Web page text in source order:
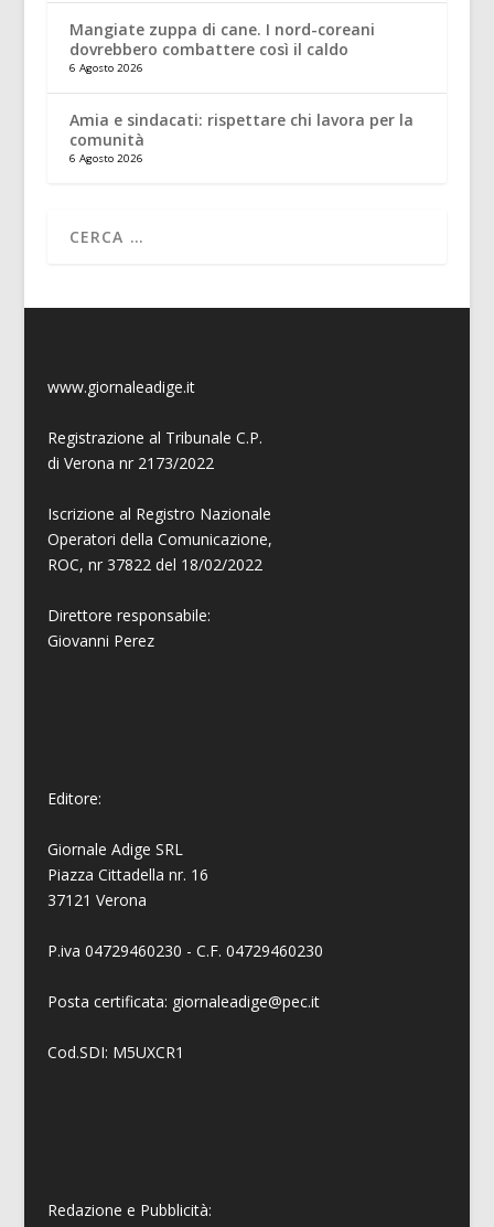
Mangiate zuppa di cane. I nord-coreani
dovrebbero combattere così il caldo
6 Agosto 2026
Amia e sindacati: rispettare chi lavora per la
comunità
6 Agosto 2026
www.giornaleadige.it
Registrazione al Tribunale C.P.
di Verona nr 2173/2022
Iscrizione al Registro Nazionale
Operatori della Comunicazione,
ROC, nr 37822 del 18/02/2022
Direttore responsabile:
Giovanni Perez
Editore:
Giornale Adige SRL
Piazza Cittadella nr. 16
37121 Verona
P.iva 04729460230 - C.F. 04729460230
Posta certificata: giornaleadige@pec.it
Cod.SDI: M5UXCR1
Redazione e Pubblicità: